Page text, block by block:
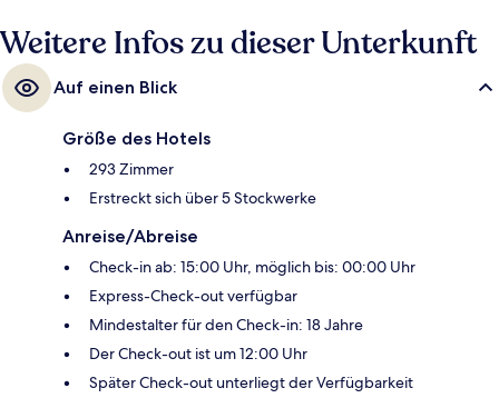
Station Neckartor 4 Minuten.
Weitere Infos zu dieser Unterkunft
Auf einen Blick
Größe des Hotels
293 Zimmer
Erstreckt sich über 5 Stockwerke
Anreise/Abreise
Check-in ab: 15:00 Uhr, möglich bis: 00:00 Uhr
Express-Check-out verfügbar
Mindestalter für den Check-in: 18 Jahre
Der Check-out ist um 12:00 Uhr
Später Check-out unterliegt der Verfügbarkeit